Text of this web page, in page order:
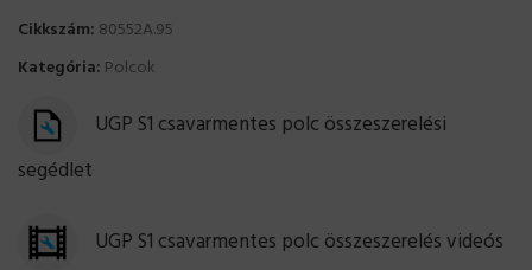
Cikkszám: 80552A.95
Kategória: Polcok
UGP S1 csavarmentes polc összeszerelési
segédlet
UGP S1 csavarmentes polc összeszerelés videós